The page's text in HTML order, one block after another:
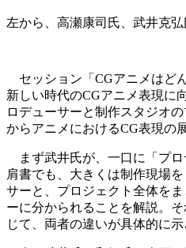
左から、高瀬康司氏、武井克
セッション「CGアニメはど
新しい時代のCGアニメ表現に
ロデューサーと制作スタジオ
からアニメにおけるCG表現の
まず武井氏が、一口に「プロ
肩書でも、大きくは制作現場
サーと、プロジェクト全体を
ーに分かられることを解説。
じて、両者の違いが具体的に示